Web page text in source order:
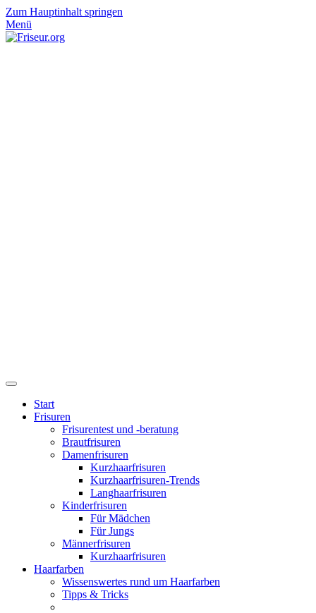
Zum Hauptinhalt springen
Menü
Start
Frisuren
Frisurentest und -beratung
Brautfrisuren
Damenfrisuren
Kurzhaarfrisuren
Kurzhaarfrisuren-Trends
Langhaarfrisuren
Kinderfrisuren
Für Mädchen
Für Jungs
Männerfrisuren
Kurzhaarfrisuren
Haarfarben
Wissenswertes rund um Haarfarben
Tipps & Tricks